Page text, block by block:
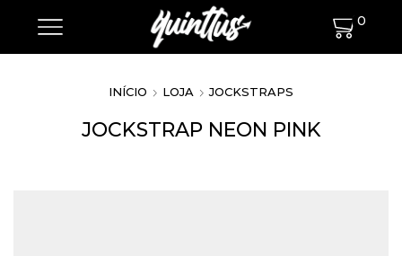
0
INÍCIO LOJA JOCKSTRAPS
JOCKSTRAP NEON PINK